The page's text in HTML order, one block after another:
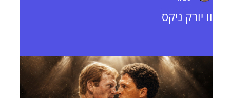
וו יורק ניקס